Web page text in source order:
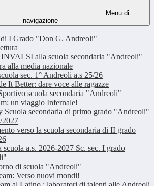
Menu di
navigazione
di I Grado "Don G. Andreoli"
alla scuola secondaria "Andreoli"
alla media nazionale
sec. 1° Andreoli a.s 25/26
It Better: dare voce alle ragazze
scuola secondaria "Andreoli"
un viaggio Infernale!
Scuola secondaria di primo grado "Andreoli"
2027
verso la scuola secondaria di II grado
scuola a.s. 2026-2027 Sc. sec. I grado
di scuola "Andreoli"
Verso nuovi mondi!